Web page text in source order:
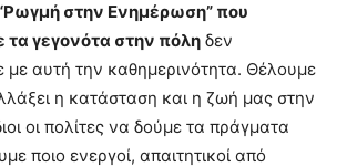
στην Ενημέρωση” που
τα γεγονότα στην πόλη δεν
με αυτή την καθημερινότητα. Θέλουμε
η κατάσταση και η ζωή μας στην
οι πολίτες να δούμε τα πράγματα
ποιο ενεργοί, απαιτητικοί από